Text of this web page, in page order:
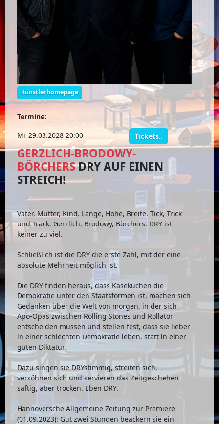
Künstlerhomepage
Termine:
Mi 29.03.2028 20:00 Tickets..
GERZLICH-BRODOWY-
BÖRCHERSDRY AUF EINEN
STREICH!
Vater, Mutter, Kind. Länge, Höhe, Breite. Tick, Trick
und Track. Gerzlich, Brodowy, Börchers. DRY ist
keiner zu viel.
Schließlich ist die DRY die erste Zahl, mit der eine
absolute Mehrheit möglich ist.
Die DRY finden heraus, dass Käsekuchen die
Demokratie unter den Staatsformen ist, machen sich
Gedanken über die Welt von morgen, in der sich
Apo-Opas zwischen Rolling Stones und Rollator
entscheiden müssen und stellen fest, dass sie lieber
in einer schlechten Demokratie leben, statt in einer
guten Diktatur.
Dazu singen sie DRYstimmig, streiten sich,
versöhnen sich und servieren das Zeitgeschehen
saftig, aber trocken. Eben DRY.
Hannoversche Allgemeine Zeitung zur Premiere
(01.09.2023): Gut zwei Stunden beackern sie ein